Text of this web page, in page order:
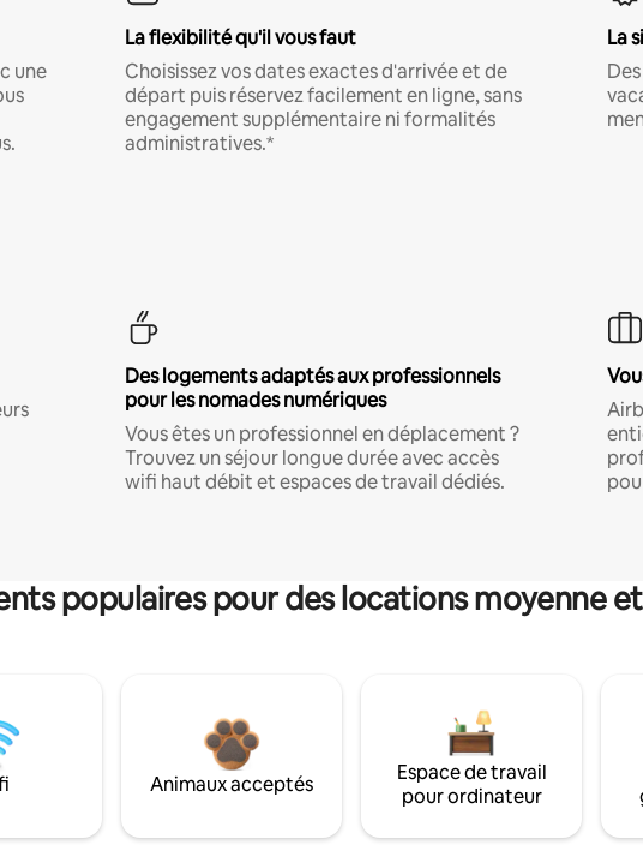
une
La flexibilité qu'il vous faut
Choisissez vos dates exactes d'arrivée et de
départ puis réservez facilement en ligne, sans
engagement supplémentaire ni formalités
administratives.*
La
Des logements adaptés aux professionnels
pour les nomades numériques
Vous êtes un professionnel en déplacement ?
Trouvez un séjour longue durée avec accès
wifi haut débit et espaces de travail dédiés.
populaires pour des locations moyenne
Animaux acceptés
Espace de travail
pour ordinateur